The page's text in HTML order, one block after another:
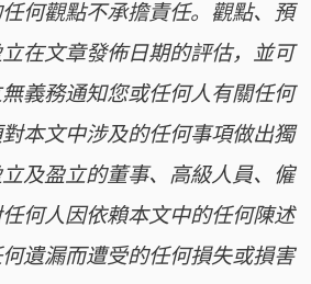
何觀點不承擔責任。觀點、預
在文章發佈日期的評估，並可
義務通知您或任何人有關任何
本文中涉及的任何事項做出獨
及盈立的董事、高級人員、僱
何人因依賴本文中的任何陳述
遺漏而遭受的任何損失或損害